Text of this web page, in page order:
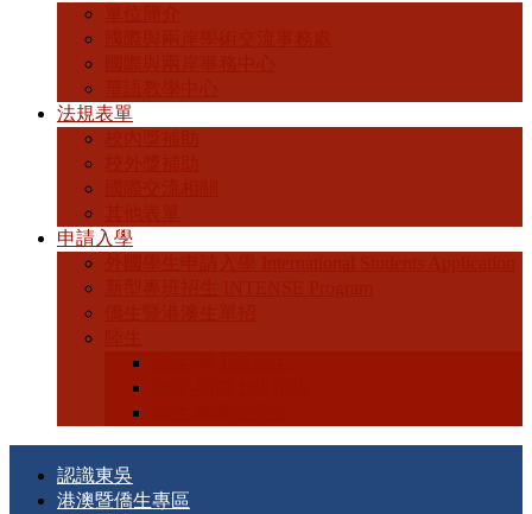
法規表單
申請入學
認識東吳
港澳暨僑生專區